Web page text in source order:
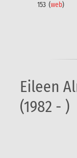
153 (web)
Eileen
(1982 - )